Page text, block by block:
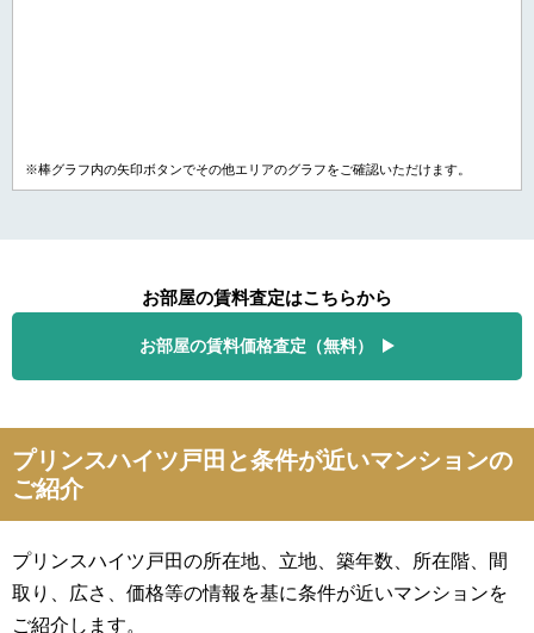
※棒グラフ内の矢印ボタンでその他エリアのグラフをご確認いただけます。
お部屋の賃料査定はこちらから
お部屋の賃料価格査定（無料）
プリンスハイツ戸田と条件が近いマンションの
ご紹介
プリンスハイツ戸田の所在地、立地、築年数、所在階、間
取り、広さ、価格等の情報を基に条件が近いマンションを
ご紹介します。